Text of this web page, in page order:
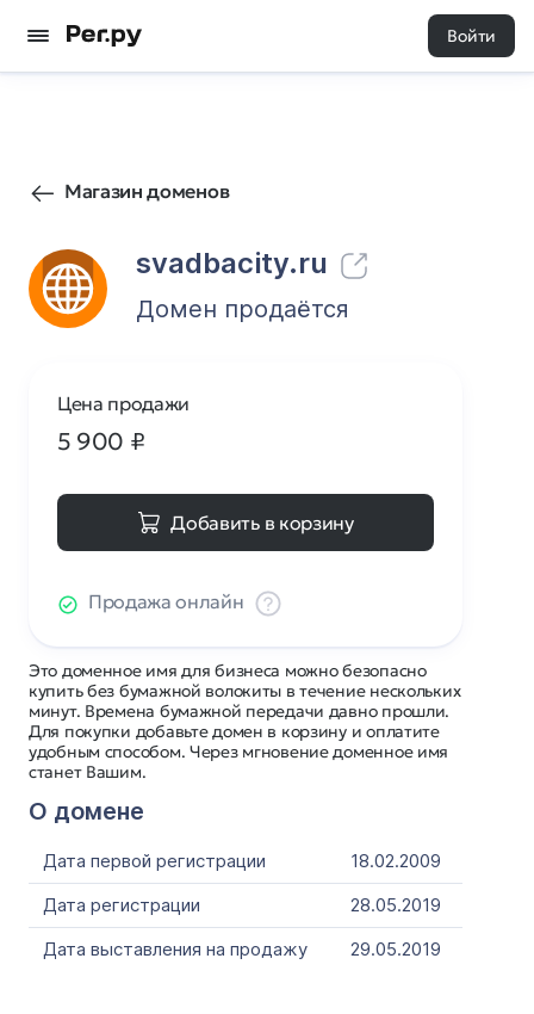
Войти
Магазин доменов
svadbacity.ru
36 0
Домен продаётся
Это доменное имя для бизнеса можно безопасно
купить без бумажной волокиты в течение нескольких
минут. Времена бумажной передачи давно прошли.
Для покупки добавьте домен в корзину и оплатите
удобным способом. Через мгновение доменное имя
станет Вашим.
О домене
Дата первой регистрации
18.02.2009
Дата регистрации
28.05.2019
Дата выставления на продажу
29.05.2019
Цена продажи
5 900 ₽
Добавить в корзину
Продажа онлайн